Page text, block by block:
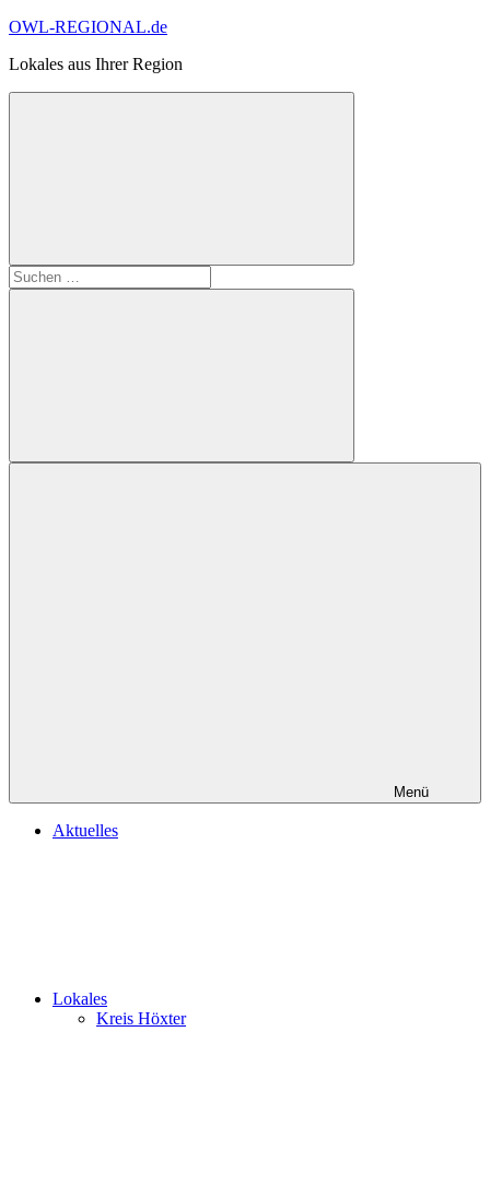
Zum
springen
OWL-REGIONAL.de
Lokales aus Ihrer Region
Suchformular
öffnen
Suchen
nach:
Suchen
Menü
Aktuelles
Lokales
Kreis Höxter